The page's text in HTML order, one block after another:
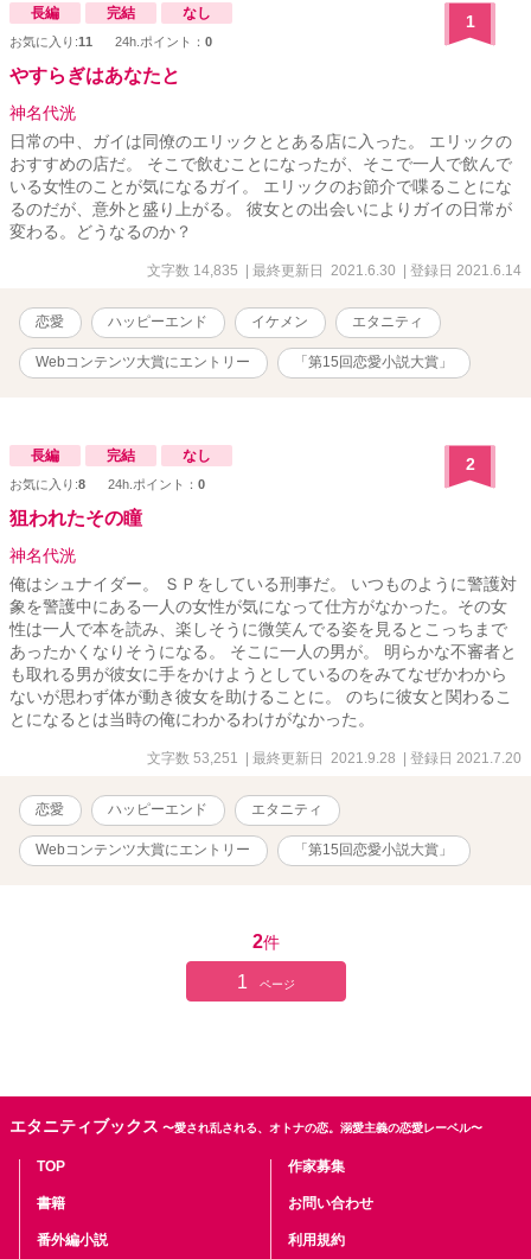
長編 完結 なし
お気に入り:11 24h.ポイント： 0
1
やすらぎはあなたと
神名代洸
日常の中、ガイは同僚のエリックととある店に入った。 エリックの
おすすめの店だ。 そこで飲むことになったが、そこで一人で飲んで
いる女性のことが気になるガイ。 エリックのお節介で喋ることにな
るのだが、意外と盛り上がる。 彼女との出会いによりガイの日常が
変わる。どうなるのか？
文字数 14,835 | 最終更新日 2021.6.30 | 登録日 2021.6.14
恋愛 ハッピーエンド イケメン エタニティ
Webコンテンツ大賞にエントリー 「第15回恋愛小説大賞」
長編 完結 なし
お気に入り:8 24h.ポイント： 0
2
狙われたその瞳
神名代洸
俺はシュナイダー。 ＳＰをしている刑事だ。 いつものように警護対
象を警護中にある一人の女性が気になって仕方がなかった。その女
性は一人で本を読み、楽しそうに微笑んでる姿を見るとこっちまで
あったかくなりそうになる。 そこに一人の男が。 明らかな不審者と
も取れる男が彼女に手をかけようとしているのをみてなぜかわから
ないが思わず体が動き彼女を助けることに。 のちに彼女と関わるこ
とになるとは当時の俺にわかるわけがなかった。
文字数 53,251 | 最終更新日 2021.9.28 | 登録日 2021.7.20
恋愛 ハッピーエンド エタニティ
Webコンテンツ大賞にエントリー 「第15回恋愛小説大賞」
2件
1 ページ
エタニティブックス 〜愛され乱される、オトナの恋。溺愛主義の恋愛レーベル〜
TOP
書籍
番外編小説
作家募集
お問い合わせ
利用規約